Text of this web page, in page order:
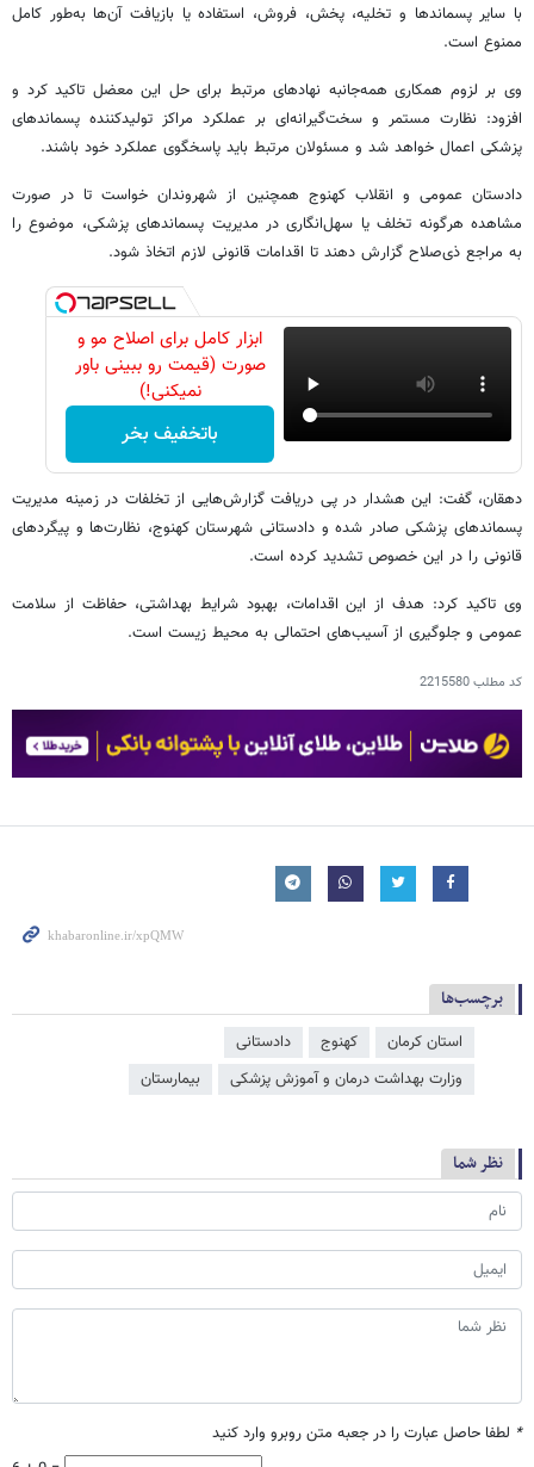
با سایر پسماندها و تخلیه، پخش، فروش، استفاده یا بازیافت آن‌ها به‌طور کامل
ممنوع است.
وی بر لزوم همکاری همه‌جانبه نهادهای مرتبط برای حل این معضل تاکید کرد و
افزود: نظارت مستمر و سخت‌گیرانه‌ای بر عملکرد مراکز تولیدکننده پسماندهای
پزشکی اعمال خواهد شد و مسئولان مرتبط باید پاسخگوی عملکرد خود باشند.
دادستان عمومی و انقلاب کهنوج همچنین از شهروندان خواست تا در صورت
مشاهده هرگونه تخلف یا سهل‌انگاری در مدیریت پسماندهای پزشکی، موضوع را
به مراجع ذی‌صلاح گزارش دهند تا اقدامات قانونی لازم اتخاذ شود.
ابزار کامل برای اصلاح مو و
صورت (قیمت رو ببینی باور
نمیکنی!)
باتخفیف بخر
دهقان، گفت: این هشدار در پی دریافت گزارش‌هایی از تخلفات در زمینه مدیریت
پسماندهای پزشکی صادر شده و دادستانی شهرستان کهنوج، نظارت‌ها و پیگردهای
قانونی را در این خصوص تشدید کرده است.
وی تاکید کرد: هدف از این اقدامات، بهبود شرایط بهداشتی، حفاظت از سلامت
عمومی و جلوگیری از آسیب‌های احتمالی به محیط زیست است.
کد مطلب2215580
برچسب‌ها
استان کرمان کهنوج
دادستانی
وزارت بهداشت درمان و آموزش پزشکی
بیمارستان
نظر شما
* لطفا حاصل عبارت را در جعبه متن روبرو وارد کنید